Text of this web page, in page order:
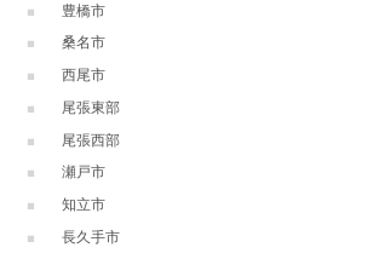
豊橋市
桑名市
西尾市
尾張東部
尾張西部
瀬戸市
知立市
長久手市